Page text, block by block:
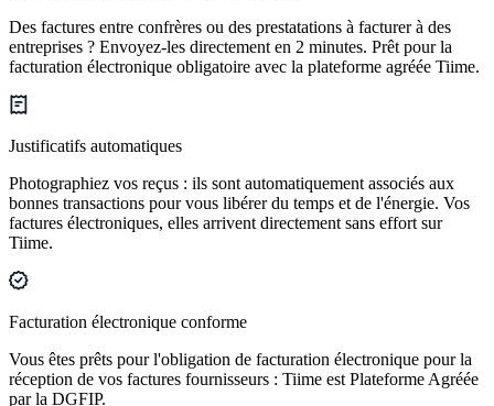
Des factures entre confrères ou des prestatations à facturer à des
entreprises ? Envoyez-les directement en 2 minutes. Prêt pour la
facturation électronique obligatoire avec la plateforme agréée Tiime.
Justificatifs automatiques
Photographiez vos reçus : ils sont automatiquement associés aux
bonnes transactions pour vous libérer du temps et de l'énergie. Vos
factures électroniques, elles arrivent directement sans effort sur
Tiime.
Facturation électronique conforme
Vous êtes prêts pour l'obligation de facturation électronique pour la
réception de vos factures fournisseurs : Tiime est Plateforme Agréée
par la DGFIP.